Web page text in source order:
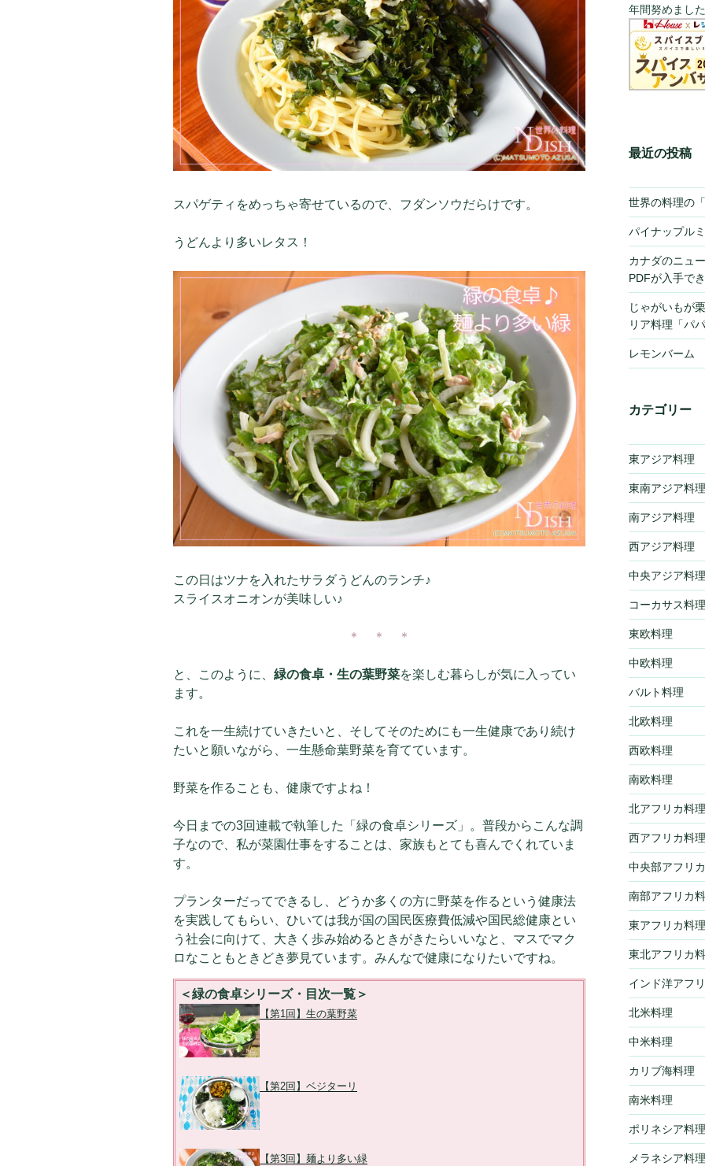
スパゲティをめっちゃ寄せているので、フダンソウだらけです。
うどんより多いレタス！
この日はツナを入れたサラダうどんのランチ♪
スライスオニオンが美味しい♪
＊ ＊ ＊
と、このように、 緑の食卓・生の葉野菜を楽しむ暮らしが気に入ってい
ます。
これを一生続けていきたいと、そしてそのためにも一生健康であり続け
たいと願いながら、一生懸命葉野菜を育てています。
野菜を作ることも、健康ですよね！
今日までの3回連載で執筆した「緑の食卓シリーズ」。普段からこんな調
子なので、私が菜園仕事をすることは、家族もとても喜んでくれていま
す。
プランターだってできるし、どうか多くの方に野菜を作るという健康法
を実践してもらい、ひいては我が国の国民医療費低減や国民総健康とい
う社会に向けて、大きく歩み始めるときがきたらいいなと、マスでマク
ロなこともときどき夢見ています。みんなで健康になりたいですね。
＜緑の食卓シリーズ・目次一覧＞
【第1回】生の葉野菜
【第2回】ベジターリ
【第3回】麺より多い緑
年間努めました
最近の投稿
世界の料理の
パイナップル
カナダのニュ
PDFが入手で
じゃがいもが
リア料理「パ
レモンバーム
カテゴリー
東アジア料理
東南アジア料理
南アジア料理
西アジア料理
中央アジア料理
コーカサス料理
東欧料理
中欧料理
バルト料理
北欧料理
西欧料理
南欧料理
北アフリカ料理
西アフリカ料理
中央部アフリ
南部アフリカ
東アフリカ料理
東北アフリカ
インド洋アフ
北米料理
中米料理
カリブ海料理
南米料理
ポリネシア料理
メラネシア料理